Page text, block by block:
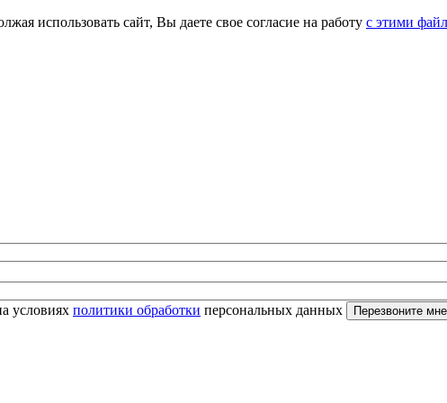
использовать сайт, Вы даете свое согласие на работу с этими
условиях политики обработки персональных данных